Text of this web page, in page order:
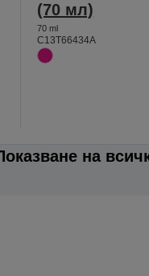
(70 мл)
70 ml
C13T66434A
на